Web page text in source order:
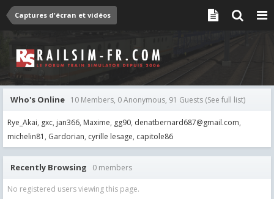
Captures d'écran et vidéos
Who's Online 10 Members, 0 Anonymous, 91 Guests (See full list)
Rye_Akai gxc jan366 Maxime gg90 denatbernard687@gmail.com
michelin81 Gardorian cyrille lesage capitole86
Recently Browsing 0 members
No registered users viewing this page.